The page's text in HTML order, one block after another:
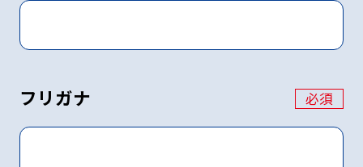
フリガナ 必須